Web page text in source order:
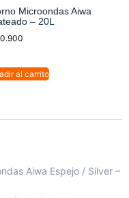
Microondas Aiwa
– 20L
al carrito
Aiwa Espejo / Silver –